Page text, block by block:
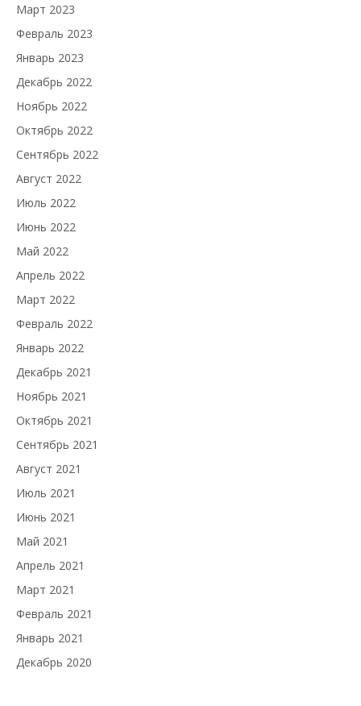
Март 2023
Февраль 2023
Январь 2023
Декабрь 2022
Ноябрь 2022
Октябрь 2022
Сентябрь 2022
Август 2022
Июль 2022
Июнь 2022
Май 2022
Апрель 2022
Март 2022
Февраль 2022
Январь 2022
Декабрь 2021
Ноябрь 2021
Октябрь 2021
Сентябрь 2021
Август 2021
Июль 2021
Июнь 2021
Май 2021
Апрель 2021
Март 2021
Февраль 2021
Январь 2021
Декабрь 2020